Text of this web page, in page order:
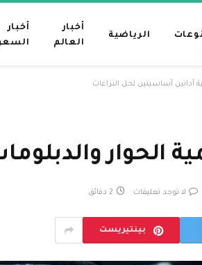
الرياضية
أخبار
العالم
أخبار
أداتين أساسيتين لحل النزاعات
الحوار
لا توجد تعليقات 2 دقائق
بينتيريست